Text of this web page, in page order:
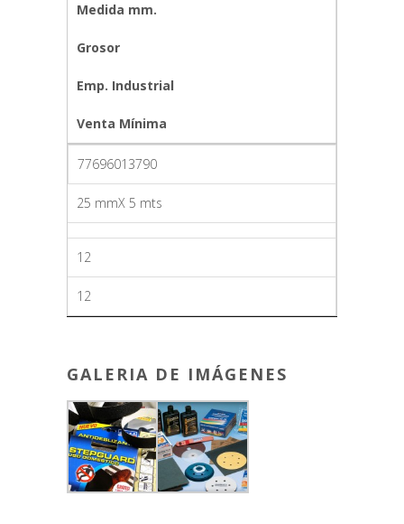
Medida mm.
Grosor
Emp. Industrial
Venta Mínima
77696013790
25 mmX 5 mts
12
12
GALERIA DE IMÁGENES